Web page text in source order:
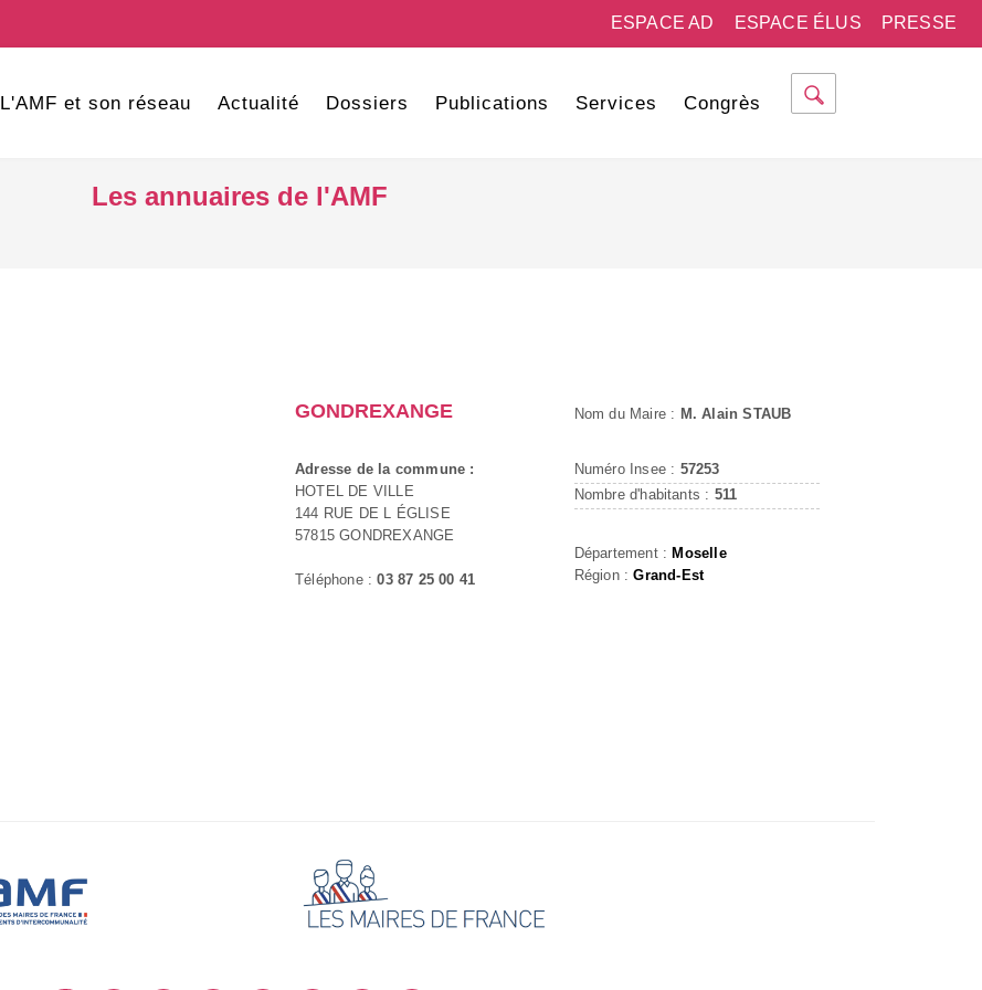
PRESSE
ESPACE ÉLUS
ESPACE AD
L'AMF et son réseau Actualité Dossiers Publications Services Congrès
Les annuaires de l'AMF
GONDREXANGE
Adresse de la commune :
HOTEL DE VILLE
144 RUE DE L ÉGLISE
57815 GONDREXANGE
Téléphone :03 87 25 00 41
Nom du Maire : M. Alain STAUB
Numéro Insee : 57253
Nombre d'habitants : 511
Département : Moselle
Région :Grand-Est